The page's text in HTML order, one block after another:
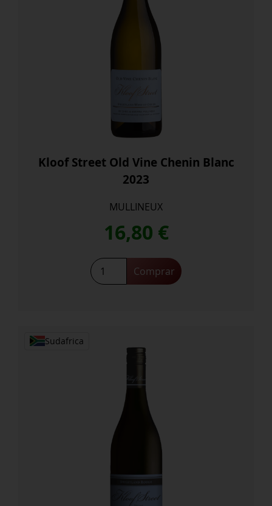
Kloof Street Old Vine Chenin Blanc
2023
MULLINEUX
16,80 €
Kloof
Street
Comprar
Sudafrica